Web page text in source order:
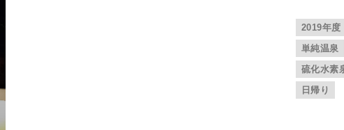
2019年度
単純温泉
硫化水素
日帰り